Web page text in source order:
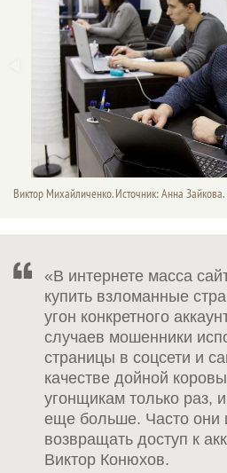
Виктор Михайличенко. Источник: Анна Зайкова.
«В интернете масса
купить взломанные
угон конкретного
случаев мошенники
страницы в соцсети и
качестве дойной
угонщикам только раз,
еще больше. Часто они
возвращать доступ к
Виктор Конюхов.